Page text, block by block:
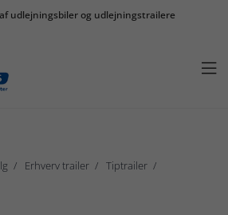
udlejningsbiler og udlejningstrailere

Erhverv trailer
Tiptrailer